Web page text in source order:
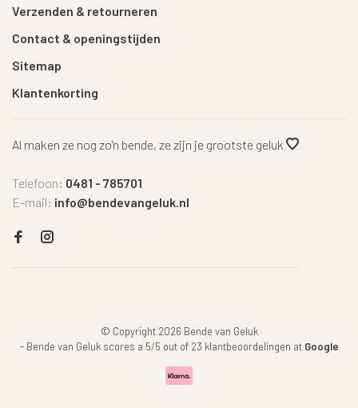
Verzenden & retourneren
Contact & openingstijden
Sitemap
Klantenkorting
Al maken ze nog zo'n bende, ze zijn je grootste geluk
Telefoon: 0481 - 785701
E-mail: info@bendevangeluk.nl
© Copyright 2026 Bende van Geluk
- Bende van Geluk scores a 5/5 out of 23 klantbeoordelingen at Google